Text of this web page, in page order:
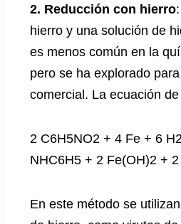
2. Reducción con hierro
hierro y una solución de
es menos común en la
pero se ha explorado
comercial. La ecuación
2 C6H5NO2 + 4 Fe + 6
NHC6H5 + 2 Fe(OH)2 +
En este método se